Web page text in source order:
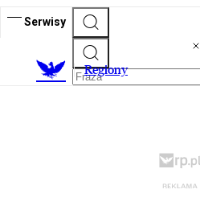
Serwisy
Regiony